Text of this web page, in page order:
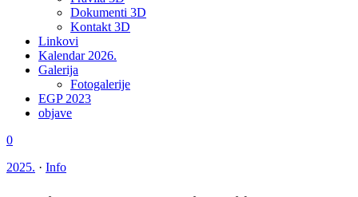
Dokumenti 3D
Kontakt 3D
Linkovi
Kalendar 2026.
Galerija
Fotogalerije
EGP 2023
objave
0
2025. · Info